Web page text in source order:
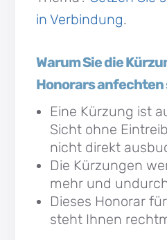
in Verbindung.
Warum Sie die
Honorars anfechten
Eine Kürzung ist
Sicht ohne
nicht direkt
Die Kürzungen
mehr und
Dieses Honorar
steht Ihnen